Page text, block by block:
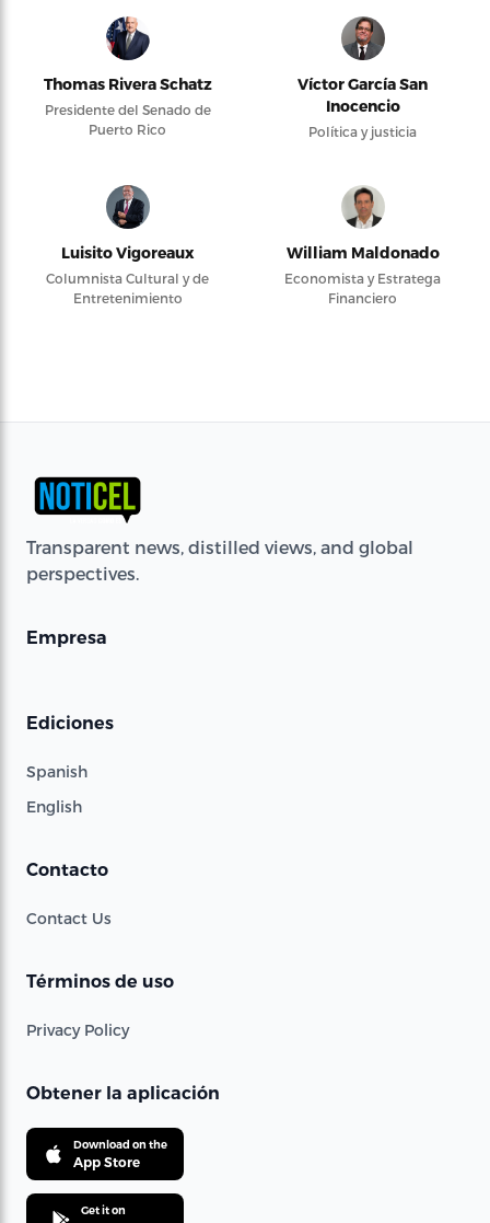
Thomas Rivera Schatz
Presidente del Senado de
Puerto Rico
Víctor García San
Inocencio
Política y justicia
Luisito Vigoreaux
Columnista Cultural y de
Entretenimiento
William Maldonado
Economista y Estratega
Financiero
Transparent news, distilled views, and global
perspectives.
Empresa
Ediciones
Spanish
English
Contacto
Contact Us
Términos de uso
Privacy Policy
Obtener la aplicación
Download on the
App Store
Get it on